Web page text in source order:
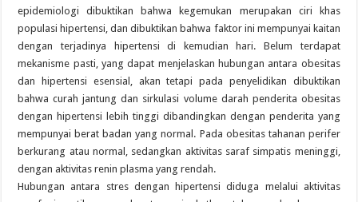
epidemiologi dibuktikan bahwa kegemukan merupakan ciri khas
populasi hipertensi, dan dibuktikan bahwa faktor ini mempunyai kaitan
dengan terjadinya hipertensi di kemudian hari. Belum terdapat
mekanisme pasti, yang dapat menjelaskan hubungan antara obesitas
dan hipertensi esensial, akan tetapi pada penyelidikan dibuktikan
bahwa curah jantung dan sirkulasi volume darah penderita obesitas
dengan hipertensi lebih tinggi dibandingkan dengan penderita yang
mempunyai berat badan yang normal. Pada obesitas tahanan perifer
berkurang atau normal, sedangkan aktivitas saraf simpatis meninggi,
dengan aktivitas renin plasma yang rendah.
Hubungan antara stres dengan hipertensi diduga melalui aktivitas